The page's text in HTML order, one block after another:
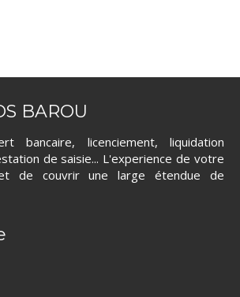
BAROU
bancaire, licenciement, liquidation
de saisie... L'experience de votre
de couvrir une large étendue de